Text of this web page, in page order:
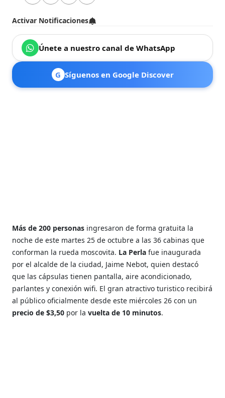
Activar Notificaciones
Únete a nuestro canal de WhatsApp
G Síguenos en Google Discover
Más de 200 personas ingresaron de forma gratuita la
noche de este martes 25 de octubre a las 36 cabinas que
conforman la rueda moscovita. La Perla fue inaugurada
por el alcalde de la ciudad, Jaime Nebot, quien destacó
que las cápsulas tienen pantalla, aire acondicionado,
parlantes y conexión wifi. El gran atractivo turistico recibirá
al público oficialmente desde este miércoles 26 con un
precio de $3,50 por lavuelta de 10 minutos.